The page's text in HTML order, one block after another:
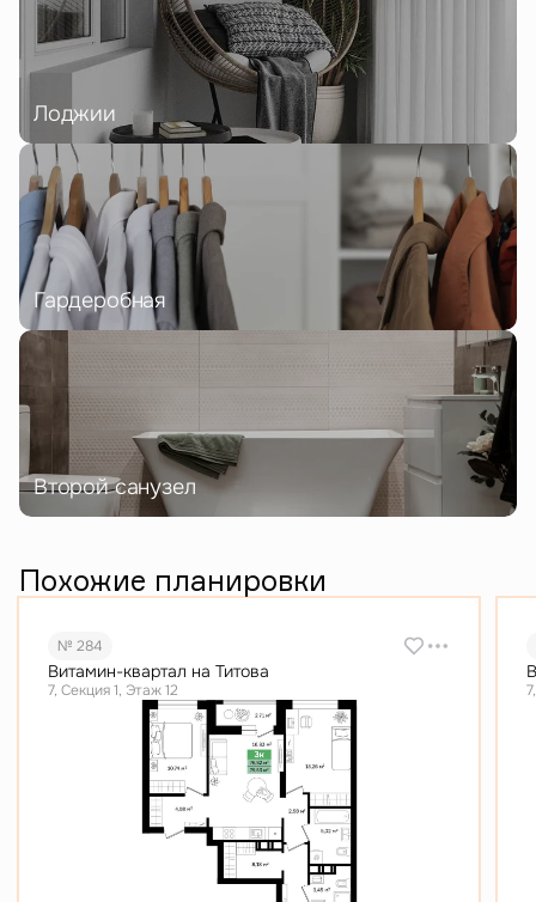
Лоджии
Гардеробная
Второй санузел
Похожие планировки
№ 284
Витамин-квартал на Титова
7, Секция 1, Этаж 12